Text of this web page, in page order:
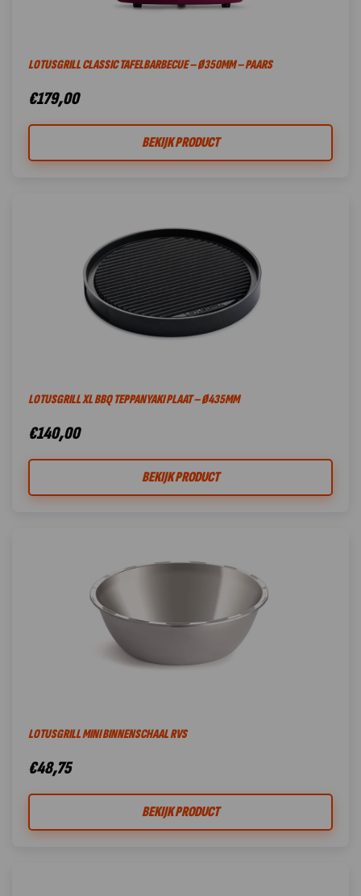
LOTUSGRILL CLASSIC TAFELBARBECUE – Ø350MM – PAARS
€179,00
BEKIJK PRODUCT
LOTUSGRILL XL BBQ TEPPANYAKI PLAAT – Ø435MM
€140,00
BEKIJK PRODUCT
LOTUSGRILL MINI BINNENSCHAAL RVS
€48,75
BEKIJK PRODUCT